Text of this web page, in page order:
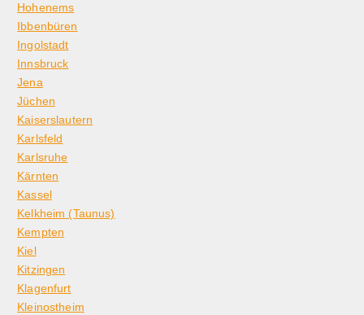
Hohenems
Ibbenbüren
Ingolstadt
Innsbruck
Jena
Jüchen
Kaiserslautern
Karlsfeld
Karlsruhe
Kärnten
Kassel
Kelkheim (Taunus)
Kempten
Kiel
Kitzingen
Klagenfurt
Kleinostheim